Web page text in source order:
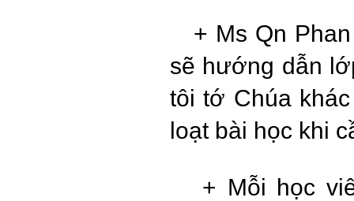
+ Ms Qn
sẽ hướng dẫn
tôi tớ Chúa
loạt bài học khi
+ Mỗi học